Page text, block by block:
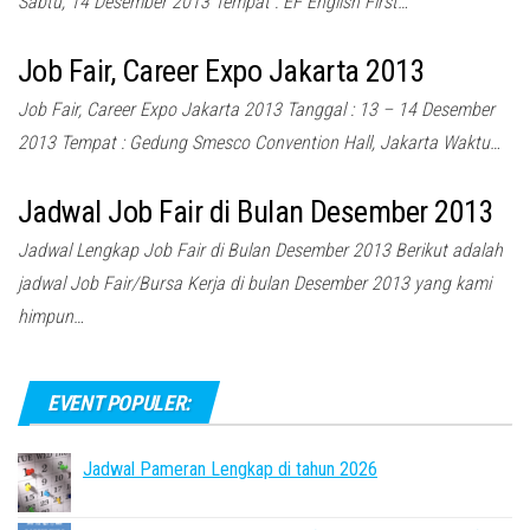
Job Fair, Career Expo Jakarta 2013
Job Fair, Career Expo Jakarta 2013 Tanggal : 13 – 14 Desember
2013 Tempat : Gedung Smesco Convention Hall, Jakarta Waktu…
Jadwal Job Fair di Bulan Desember 2013
Jadwal Lengkap Job Fair di Bulan Desember 2013 Berikut adalah
jadwal Job Fair/Bursa Kerja di bulan Desember 2013 yang kami
himpun…
EVENT POPULER:
Jadwal Pameran Lengkap di tahun 2026